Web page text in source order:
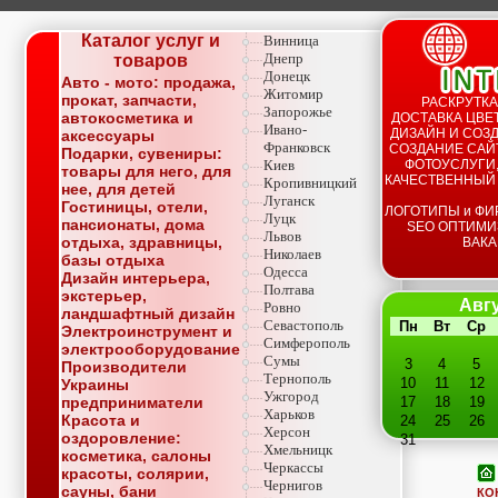
Каталог услуг и
товаров
Авто - мото: продажа,
прокат, запчасти,
автокосметика и
аксессуары
Подарки, сувениры:
товары для него, для
нее, для детей
Гостиницы, отели,
пансионаты, дома
отдыха, здравницы,
базы отдыха
Дизайн интерьера,
экстерьер,
ландшафтный дизайн
Электроинструмент и
электрооборудование
Производители
Украины
предприниматели
Красота и
оздоровление:
косметика, салоны
красоты, солярии,
сауны, бани
Винница
Днепр
Донецк
Житомир
Запорожье
Ивано-
Франковск
Киев
Кропивницкий
Луганск
Луцк
Львов
Николаев
Одесса
Полтава
Ровно
Севастополь
Симферополь
Сумы
Тернополь
Ужгород
Харьков
Херсон
Хмельницк
Черкассы
Чернигов
ДОСТАВКА
ДИЗАЙН И
СОЗДАНИЕ
ЛОГОТИПЫ и
SEO
Пн Вт Ср
3 4
5
10
11
12
17
18
19
24
25
26
31